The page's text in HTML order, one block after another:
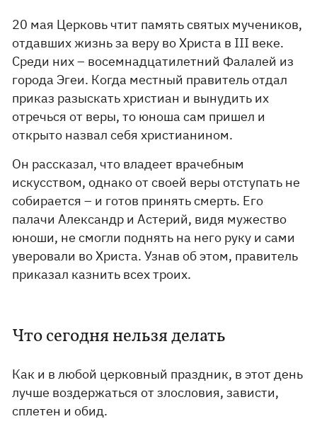
20 мая Церковь чтит память святых мучеников,
отдавших жизнь за веру во Христа в III веке.
Среди них – восемнадцатилетний Фалалей из
города Эгеи. Когда местный правитель отдал
приказ разыскать христиан и вынудить их
отречься от веры, то юноша сам пришел и
открыто назвал себя христианином.
Он рассказал, что владеет врачебным
искусством, однако от своей веры отступать не
собирается – и готов принять смерть. Его
палачи Александр и Астерий, видя мужество
юноши, не смогли поднять на него руку и сами
уверовали во Христа. Узнав об этом, правитель
приказал казнить всех троих.
Что сегодня нельзя делать
Как и в любой церковный праздник, в этот день
лучше воздержаться от злословия, зависти,
сплетен и обид.